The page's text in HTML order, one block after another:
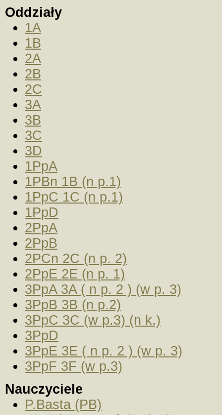
Oddziały
1A
1B
2A
2B
2C
3A
3B
3C
3D
1PpA
1PBn 1B (n p.1)
1PpC 1C (n p.1)
1PpD
2PpA
2PpB
2PCn 2C (n p. 2)
2PpE 2E (n p. 1)
3PpA 3A ( n p. 2 ) (w p. 3)
3PpB 3B (n p.2)
3PpC 3C (w p.3) (n k.)
3PpD
3PpE 3E ( n p. 2 ) (w p. 3)
3PpF 3F (w p.3)
Nauczyciele
P.Basta (PB)